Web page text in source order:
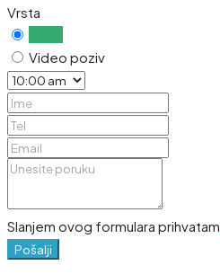
Vrsta
Video poziv
Slanjem ovog formulara prihvatam
Pošalji